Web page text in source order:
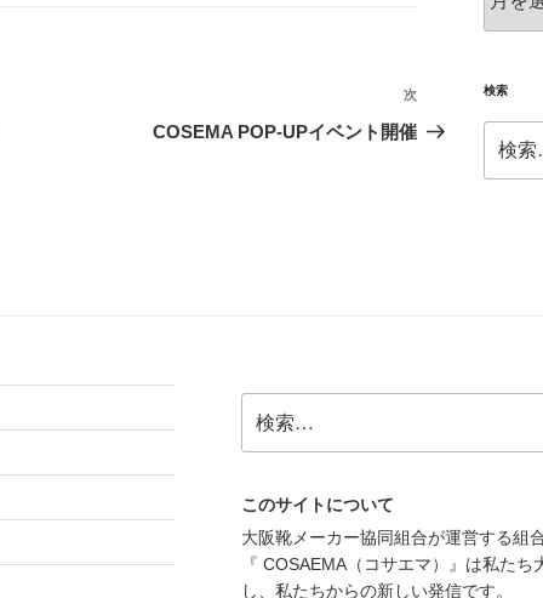
次
の
次
COSEMA POP-UPイベント開催
去
稿
検索
索:
索:
このサイトについて
大阪靴メーカー協同組合が運営する組
『 COSAEMA（コサエマ）』は私た
し、私たちからの新しい発信です。